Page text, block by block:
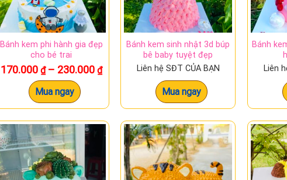
Bánh kem phi hành gia đẹp
cho bé trai
170.000 ₫ – 230.000 ₫Khoảng
giá:
đến
230.000 ₫
Sản
phẩm
này
có
nhiều
biến
Mua ngay
Bánh kem sinh nhật 3d búp
bê baby tuyệt đẹp
Liên hệ SĐT CỦA BẠN
Mua ngay
Bánh
Liên